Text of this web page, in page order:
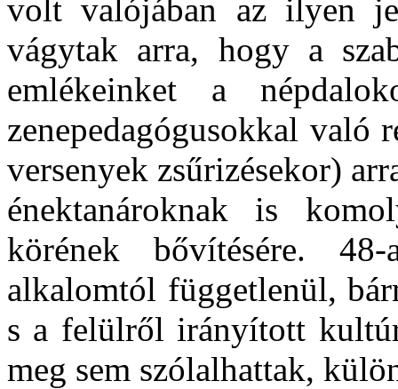
volt valójában az ilyen
vágytak arra, hogy a
emlékeinket a
zenepedagógusokkal való
versenyek zsűrizésekor)
énektanároknak is
körének bővítésére.
alkalomtól függetlenül,
s a felülről irányított
meg sem szólalhattak,